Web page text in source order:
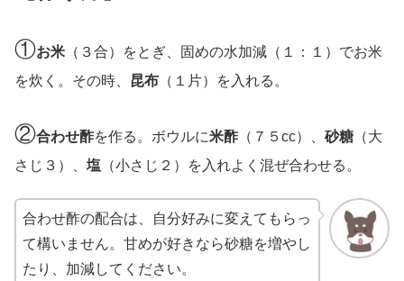
①お米 （３合）をとぎ、固めの水加減（１：１）でお米
を炊く。その時、 昆布 （１片）を入れる。
②合わせ酢を作る。ボウルに米酢（７５cc）、 砂糖 （大
さじ３）、 塩 （小さじ２）を入れよく混ぜ合わせる。
合わせ酢の配合は、自分好みに変えてもらっ
て構いません。甘めが好きなら砂糖を増やし
たり、加減してください。